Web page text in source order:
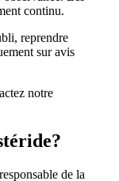
continu.
reprendre
sur avis
notre
de la